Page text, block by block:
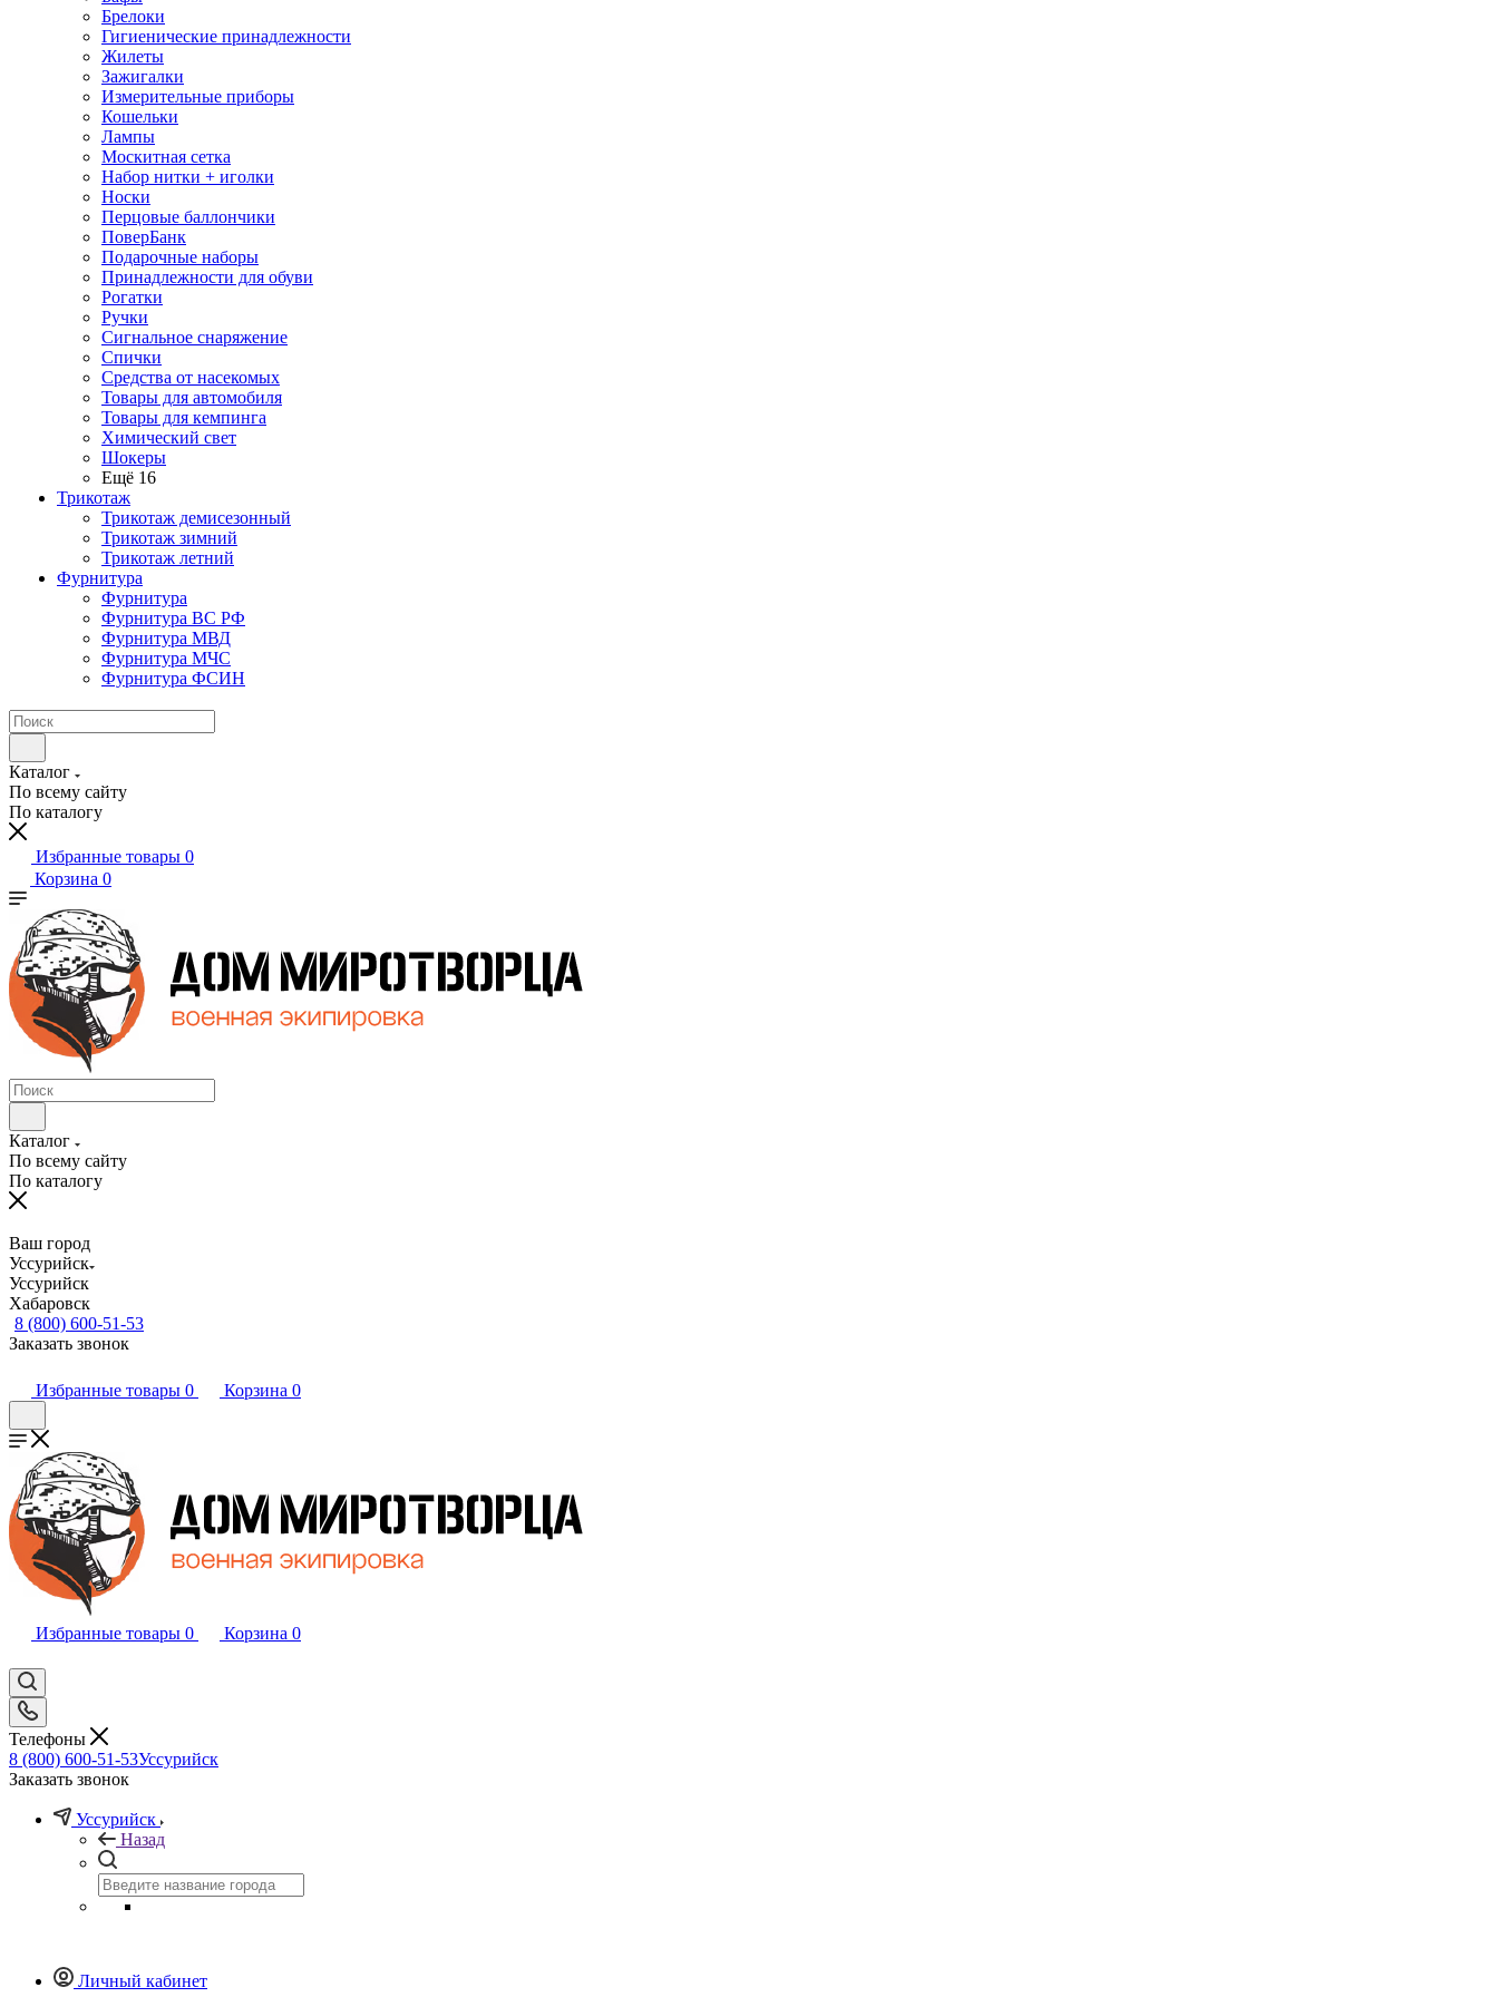
Брелоки
Гигиенические принадлежности
Жилеты
Зажигалки
Измерительные приборы
Кошельки
Лампы
Москитная сетка
Набор нитки + иголки
Носки
Перцовые баллончики
ПоверБанк
Подарочные наборы
Принадлежности для обуви
Рогатки
Ручки
Сигнальное снаряжение
Спички
Средства от насекомых
Товары для автомобиля
Товары для кемпинга
Химический свет
Шокеры
Ещё 16
Трикотаж
Трикотаж демисезонный
Трикотаж зимний
Трикотаж летний
Фурнитура
Фурнитура
Фурнитура ВС РФ
Фурнитура МВД
Фурнитура МЧС
Фурнитура ФСИН
Каталог
По всему сайту
По каталогу
Избранные товары 0
Корзина 0
Каталог
По всему сайту
По каталогу
Ваш город
Уссурийск
Уссурийск
Хабаровск
8 (800) 600-51-53
Заказать звонок
Избранные товары 0 Корзина 0
Избранные товары 0 Корзина 0
Телефоны
8 (800) 600-51-53Уссурийск
Заказать звонок
Уссурийск
Назад
Личный кабинет